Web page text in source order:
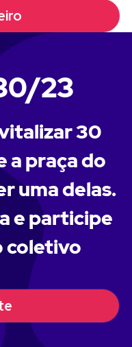
23
30
a praça do
uma delas.
e participe
coletivo